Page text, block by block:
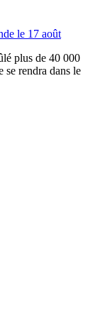
le 17 août
plus de 40 000
se rendra dans le